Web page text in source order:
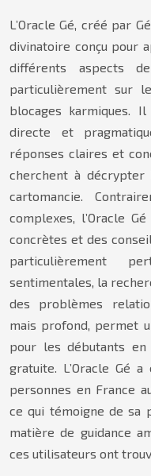
L’Oracle Gé, créé par
divinatoire conçu pour
différents aspects
particulièrement sur
blocages karmiques.
directe et
réponses claires et
cherchent à décrypter
cartomancie.
complexes, l’Oracle
concrètes et des
particulièrement
sentimentales, la
des problèmes
mais profond, permet
pour les débutants
gratuite. L’Oracle Gé
personnes en France
ce qui témoigne de sa
matière de guidance
ces utilisateurs ont